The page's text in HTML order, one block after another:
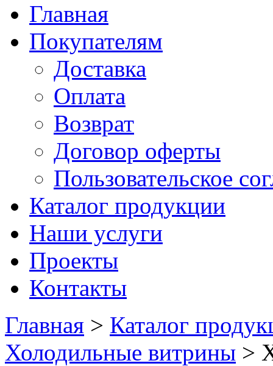
Главная
Покупателям
Доставка
Оплата
Возврат
Договор оферты
Пользовательское
Каталог продукции
Наши услуги
Проекты
Контакты
Главная > Каталог
Холодильные витрины >